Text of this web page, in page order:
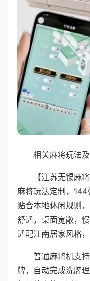
相关麻将玩法
【江苏无锡麻
麻将玩法定制，144
贴合本地休闲规则
舒适，桌面宽敞，
适配江南居家风格
普通麻将机支
牌，自动完成洗牌